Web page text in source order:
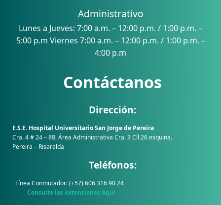
Administrativo
Lunes a Jueves: 7:00 a.m. – 12:00 p.m. / 1:00 p.m. –
5:00 p.m Viernes 7:00 a.m. – 12:00 p.m. / 1:00 p.m. –
4:00 p.m
Contáctanos
Dirección:
E.S.E. Hospital Universitario San Jorge de Pereira
Cra. 4 # 24 – 88, Área Administrativa Cra. 3 Cll 26 esquina.
Pereira – Risaralda
Teléfonos:
Línea Conmutador: (+57) 606 316 90 24
Consulte las extensiones Aquí